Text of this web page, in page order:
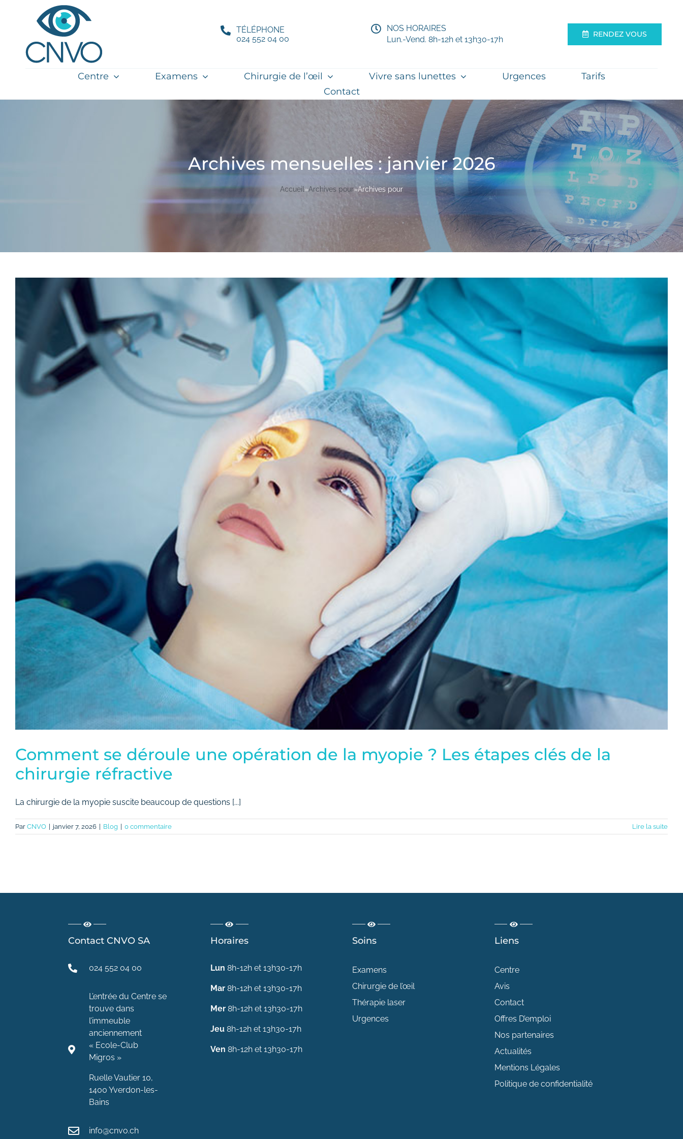
TÉLÉPHONE
024 552 04 00
NOS HORAIRES
Lun.-Vend. 8h-12h et 13h30-17h
RENDEZ VOUS
Centre Examens Chirurgie de l’œil Vivre sans lunettes Urgences
Tarifs
Contact
Archives mensuelles :janvier 2026
Accueil»Archives pour»Archives pour
Comment se déroule une opération de la myopie ? Les étapes clés de la
chirurgie réfractive
La chirurgie de la myopie suscite beaucoup de questions [...]
Par CNVO janvier 7, 2026 Blog 0 commentaire Lire la suite
Contact CNVO SA
024 552 04 00
L’entrée du Centre se
trouve dans
l’immeuble
anciennement
« Ecole-Club
Migros »
Ruelle Vautier 10,
1400 Yverdon-les-
Bains
info@cnvo.ch
Horaires
Lun 8h-12h et 13h30-17h
Mar8h-12h et 13h30-17h
Mer8h-12h et 13h30-17h
Jeu8h-12h et 13h30-17h
Ven 8h-12h et 13h30-17h
Soins
Examens
Chirurgie de l’œil
Thérapie laser
Urgences
Liens
Centre
Avis
Contact
Offres D’emploi
Nos partenaires
Actualités
Mentions Légales
Politique de confidentialité